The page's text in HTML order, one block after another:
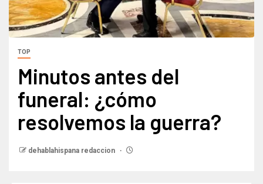
TOP
Minutos antes del
funeral: ¿cómo
resolvemos la guerra?
dehablahispana redaccion